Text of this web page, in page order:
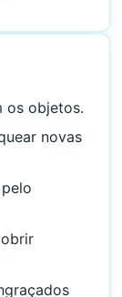
os objetos.
novas